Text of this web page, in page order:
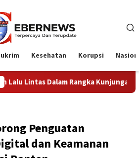
Kesehatan Korupsi
Kunjungan Menteri Pertahanan RI
Penguatan
dan Keamanan